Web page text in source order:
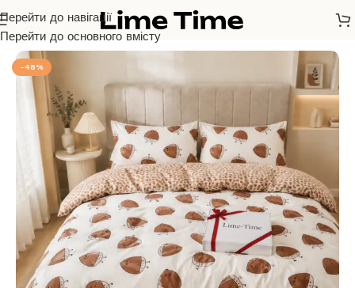
Перейти до навігації
Перейти до основного вмісту
Головна/Бязь Голд Люкс
-48%